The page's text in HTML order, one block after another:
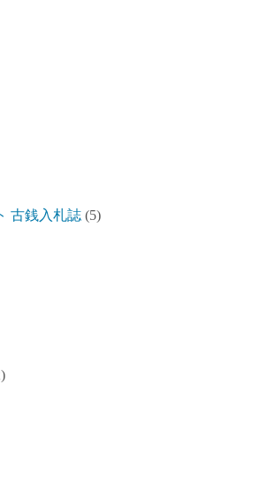
古銭入札誌 (5)